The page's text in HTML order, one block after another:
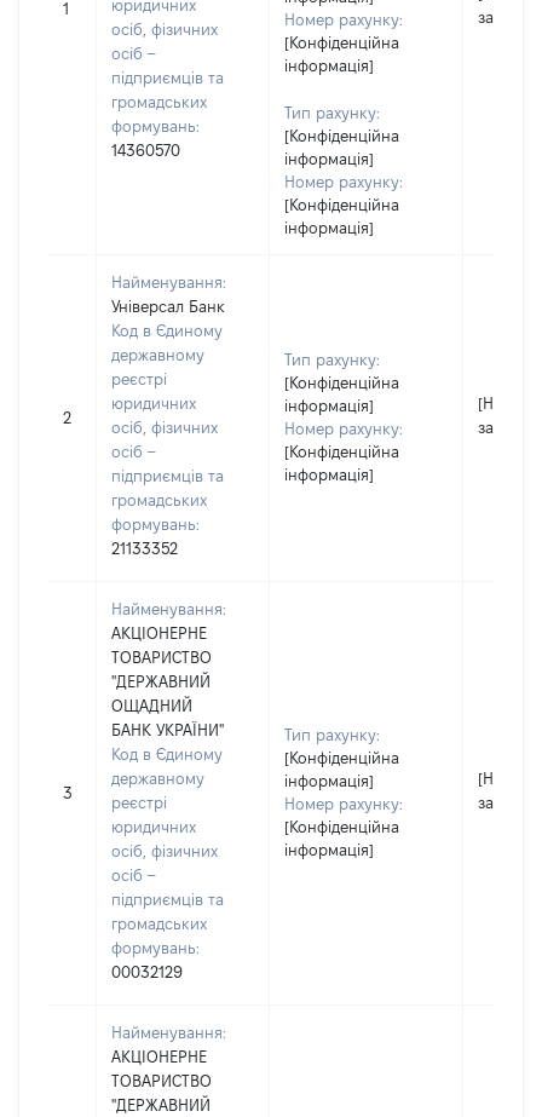
1
юридичних
осіб, фізичних
осіб –
підприємців та
громадських
формувань:
14360570
Номер рахунку:
[Конфіденційна
інформація]
Тип рахунку:
[Конфіденційна
інформація]
Номер рахунку:
[Конфіденційна
інформація]
2
Найменування:
Універсал Банк
Код в Єдиному
державному
реєстрі
юридичних
осіб, фізичних
осіб –
підприємців та
громадських
формувань:
21133352
Тип рахунку:
[Конфіденційна
інформація]
Номер рахунку:
[Конфіденційна
інформація]
[Не
3
Найменування:
АКЦІОНЕРНЕ
ТОВАРИСТВО
"ДЕРЖАВНИЙ
ОЩАДНИЙ
БАНК УКРАЇНИ"
Код в Єдиному
державному
реєстрі
юридичних
осіб, фізичних
осіб –
підприємців та
громадських
формувань:
00032129
Тип рахунку:
[Конфіденційна
інформація]
Номер рахунку:
[Конфіденційна
інформація]
[Не
Найменування:
АКЦІОНЕРНЕ
ТОВАРИСТВО
"ДЕРЖАВНИЙ